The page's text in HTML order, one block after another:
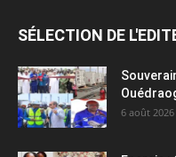
SÉLECTION DE
6 août 2026